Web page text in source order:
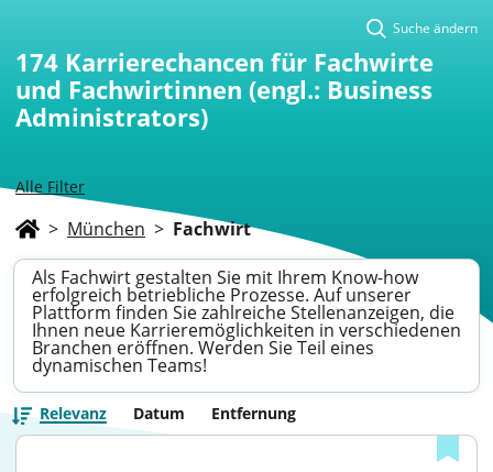
Alle Filter
Suche ändern
174 Karrierechancen für Fachwirte
und Fachwirtinnen (engl.: Business
Administrators)
> München > Fachwirt
Als Fachwirt gestalten Sie mit Ihrem Know-how
erfolgreich betriebliche Prozesse. Auf unserer
Plattform finden Sie zahlreiche Stellenanzeigen, die
Ihnen neue Karrieremöglichkeiten in verschiedenen
Branchen eröffnen. Werden Sie Teil eines
dynamischen Teams!
Relevanz Datum Entfernung